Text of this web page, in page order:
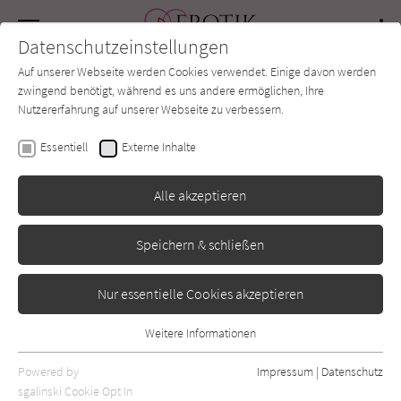
SUCHE Forum Charts Newsletter
Stjepan Sejic
Sonnenstein - Bd. 1
Panini Erschienen: November 2015 0
Datenschutzeinstellungen
Auf unserer Webseite werden Cookies verwendet. Einige davon werden
zwingend benötigt, während es uns andere ermöglichen, Ihre
Nutzererfahrung auf unserer Webseite zu verbessern.
Essentiell Externe Inhalte
Alle akzeptieren
Speichern & schließen
Nur essentielle Cookies akzeptieren
Essentielle Cookies werden für grundlegende Funktionen der
Webseite benötigt. Dadurch ist gewährleistet, dass die Webseite
Weitere Informationen
Powered by
sgalinski Cookie Opt In
Impressum | Datenschutz